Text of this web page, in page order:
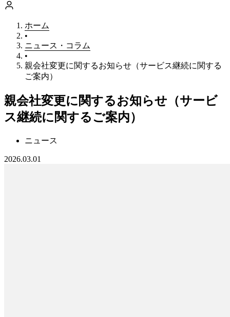
転職を相談する
ホーム
•
ニュース・コラム
•
親会社変更に関するお知らせ（サービス継続に関する
ご案内）
親会社変更に関するお知らせ（サービ
ス継続に関するご案内）
ニュース
2026.03.01